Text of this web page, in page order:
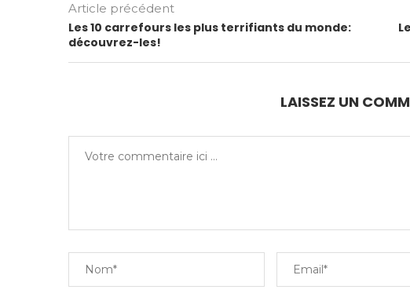
Article précédent
Les 10 carrefours les plus terrifiants du monde:
découvrez-les!
LAISSEZ UN